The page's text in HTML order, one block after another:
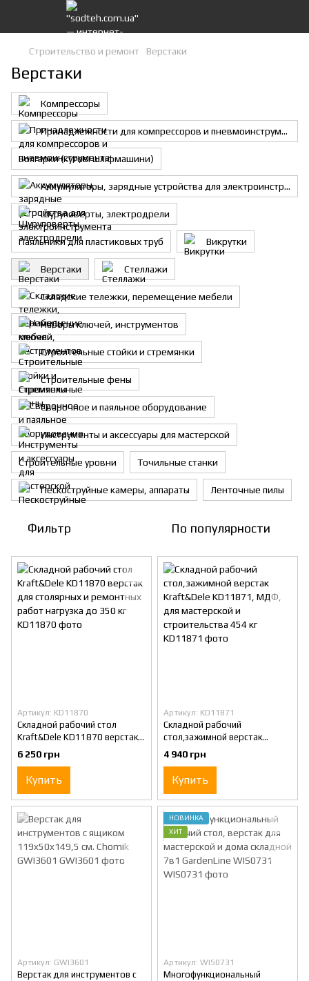
Строительство и ремонт Верстаки
Верстаки
Компрессоры
Принадлежности для компрессоров и пневмоинструмента
Болгарки (кутові шліфмашини)
Аккумуляторы, зарядные устройства для электроинструмента
Шуруповерты, электродрели
Паяльники для пластиковых труб Викрутки
Верстаки Стеллажи
Складские тележки, перемещение мебели
Наборы ключей, инструментов
Строительные стойки и стремянки
Строительные фены
Сварочное и паяльное оборудование
Инструменты и аксессуары для мастерской
Строительные уровни Точильные станки
Пескоструйные камеры, аппараты Ленточные пилы
Фильтр По популярности
Артикул: KD11870
Складной рабочий стол
Kraft&Dele KD11870 верстак
для столярных и ремонтных
работ нагрузка до 350 кг
6 250 грн
Купить
Артикул: KD11871
Складной рабочий
стол,зажимной верстак
Kraft&Dele KD11871, МДФ,
для мастерской и
строительства 454 кг
4 940 грн
Купить
Артикул: GWI3601
Верстак для инструментов с
НОВИНКА
ХИТ
Артикул: WIS0731
Многофункциональный